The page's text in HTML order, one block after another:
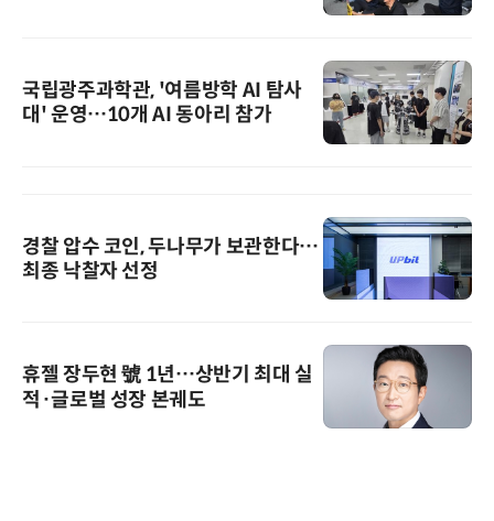
국립광주과학관, '여름방학 AI 탐사
대' 운영…10개 AI 동아리 참가
경찰 압수 코인, 두나무가 보관한다…
최종 낙찰자 선정
휴젤 장두현 號 1년…상반기 최대 실
적·글로벌 성장 본궤도